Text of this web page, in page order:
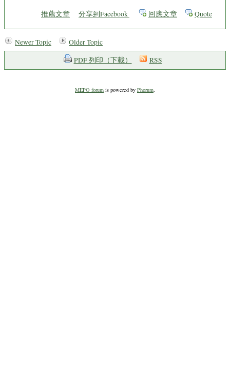
推薦文章 分享到Facebook 回應文章 Quote
Newer Topic
Older Topic
PDF 列印（下載）
RSS
MEPO forum is powered by Phorum.